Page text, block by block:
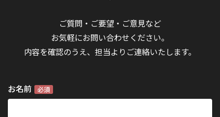
ご質問・ご要望・ご意見など
お気軽にお問い合わせください。
内容を確認のうえ、担当よりご連絡いたします。
お名前 必須